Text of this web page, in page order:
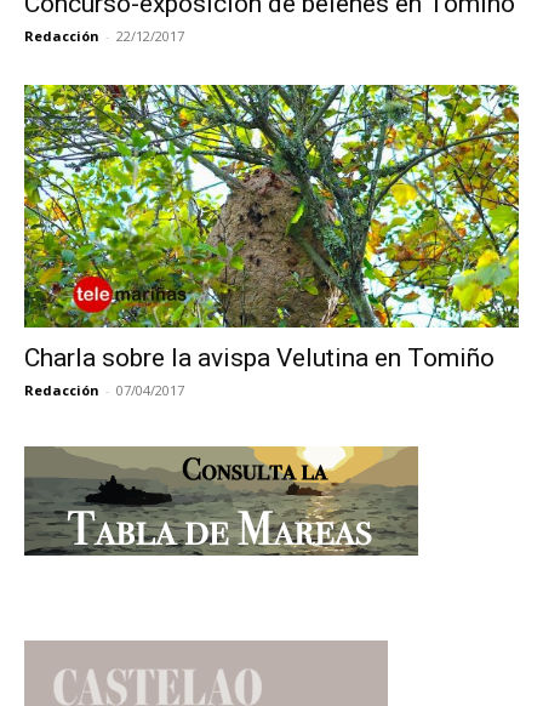
Redacción - 22/12/2017
Charla sobre la avispa Velutina en Tomiño
Redacción - 07/04/2017